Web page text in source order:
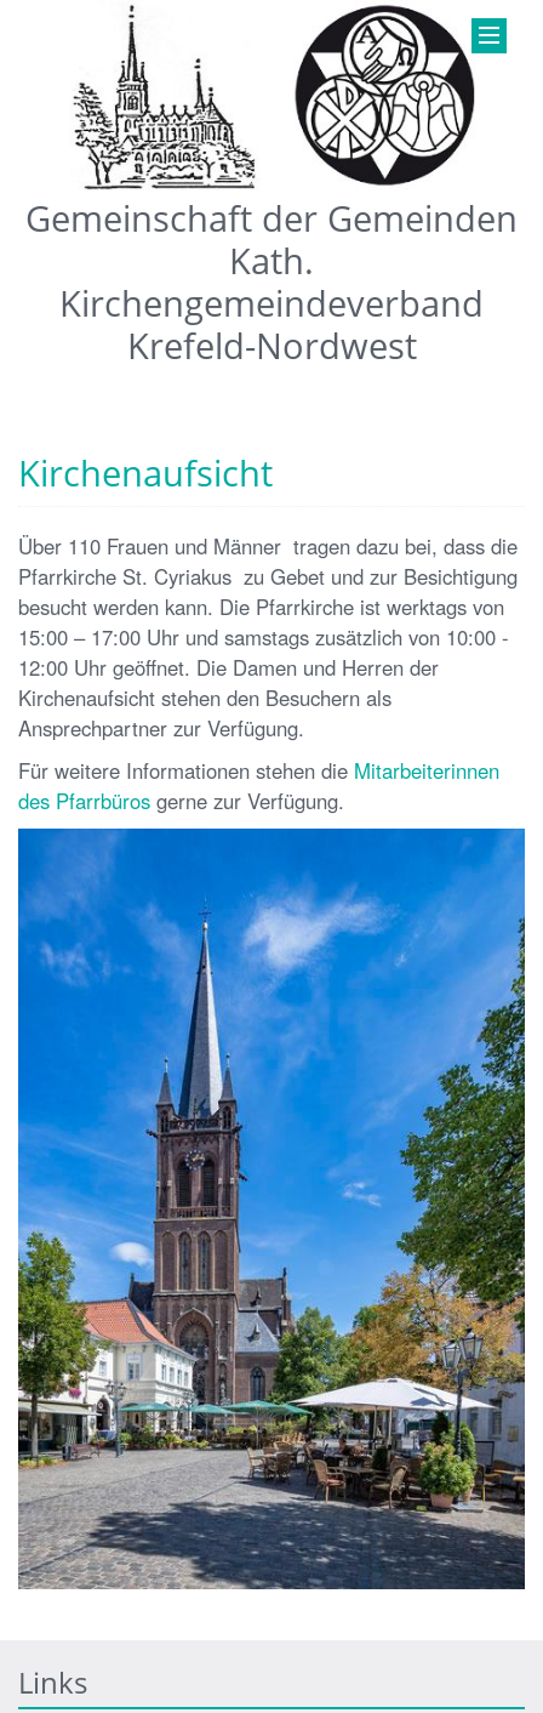
Gemeinschaft der Gemeinden
Kath.
Kirchengemeindeverband
Krefeld-Nordwest
Kirchenaufsicht
Über 110 Frauen und Männer tragen dazu bei, dass die
Pfarrkirche St. Cyriakus zu Gebet und zur Besichtigung
besucht werden kann. Die Pfarrkirche ist werktags von
15:00 – 17:00 Uhr und samstags zusätzlich von 10:00 -
12:00 Uhr geöffnet. Die Damen und Herren der
Kirchenaufsicht stehen den Besuchern als
Ansprechpartner zur Verfügung.
Für weitere Informationen stehen die Mitarbeiterinnen
des Pfarrbüros gerne zur Verfügung.
Links